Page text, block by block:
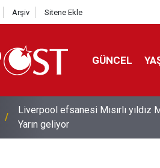
Arşiv Sitene Ekle
GÜNCEL
Liverpool efsanesi Mısırlı yıldız
Yarın geliyor